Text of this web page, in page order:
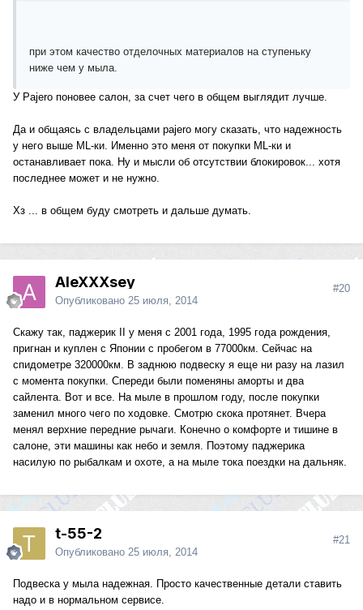
при этом качество отделочных материалов на ступеньку
ниже чем у мыла.
У Pajero поновее салон, за счет чего в общем выглядит лучше.
Да и общаясь с владельцами pajero могу сказать, что надежность
у него выше ML-ки. Именно это меня от покупки ML-ки и
останавливает пока. Ну и мысли об отсутствии блокировок... хотя
последнее может и не нужно.
Хз ... в общем буду смотреть и дальше думать.
AleXXXsey
Опубликовано 25 июля, 2014
#20
Скажу так, паджерик II у меня с 2001 года, 1995 года рождения,
пригнан и куплен с Японии с пробегом в 77000км. Сейчас на
спидометре 320000км. В заднюю подвеску я еще ни разу на лазил
с момента покупки. Спереди были поменяны аморты и два
сайлента. Вот и все. На мыле в прошлом году, после покупки
заменил много чего по ходовке. Смотрю скока протянет. Вчера
менял верхние передние рычаги. Конечно о комфорте и тишине в
салоне, эти машины как небо и земля. Поэтому паджерика
насилую по рыбалкам и охоте, а на мыле тока поездки на дальняк.
t-55-2
Опубликовано 25 июля, 2014
#21
Подвеска у мыла надежная. Просто качественные детали ставить
надо и в нормальном сервисе.